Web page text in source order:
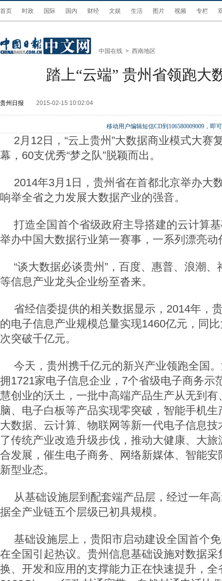
首页 时政 国际 国内 财经 文娱 生活 图片 视频 专栏
中国在线 > 西南地区
踏上“云端” 贵州省领跑大
贵州日报 2015-02-15 10:02:04
移动用户编辑短信CD到106580009009，即
2月12日，“云上贵州”大数据商业模式大赛
幕，60支优秀“梦之队”脱颖而出。
2014年3月1日，贵州省在首都北京举办大
响举全省之力发展大数据产业的强音。
打造全国首个省级政府主导搭建的云计算
举办中国大数据行业第一赛事，一系列漂亮动
“谈大数据必谈贵州”，百度、惠普、浪潮
等信息产业龙头企业纷至沓来。
省经信委提供的相关数据显示，2014年，
的电子信息产业规模总量实现1460亿元，同
次突破千亿元。
今天，贵州携千亿元的新兴产业领跑全国。
拥1721家电子信息企业，7个省级电子商务示
慧创业的沃土，一批中高端产品生产从无到
脑、电子白板等产品实现零突破，智能手机
大数据、云计算、物联网等新一代电子信息
了传统产业改造升级步伐，推动大健康、大
合发展，催生电子商务、网络新媒体、智能
新型业态。
从基础设施层到配套端产品层，经过一年
据全产业链五个层级已初具规模。
基础设施层上，贵阳市启动建设全国首个
在全国引起热议。贵州信息基础设施对数据
换、开发和应用的支撑能力正在快速提升，全